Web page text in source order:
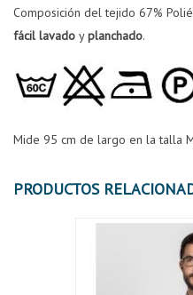
Composición del tejido 67%
fácil lavado yplanchado.
Mide 95 cm de largo en la talla